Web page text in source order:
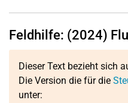
Feldhilfe: (2024)
Dieser Text bezieht sich
Die Version die für die
unter: